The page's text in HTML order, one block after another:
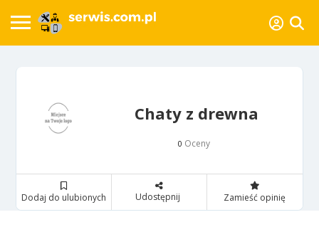
Chaty z drewna
0 Oceny
Dodaj do ulubionych Udostępnij Zamieść opinię